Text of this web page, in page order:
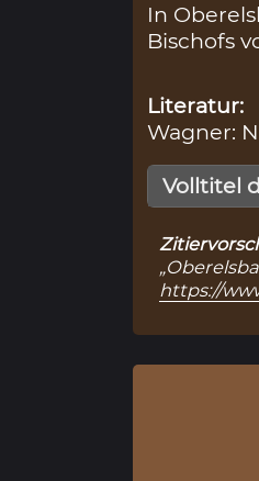
In
Bischofs
Literatur:
Wagner:
Volltitel
https://